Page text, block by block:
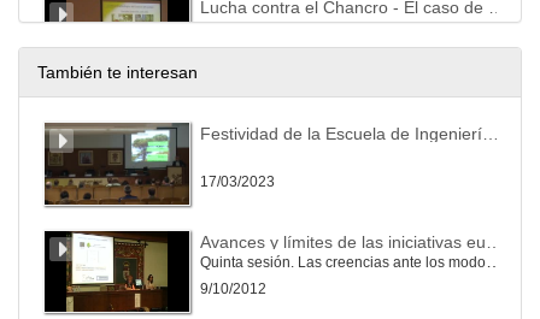
su aplicación para el control de plagas / Ana picoaga Montoussé
Por Lorenzo Fazzi
17/11/2011
También te interesan
17/03/2023
Quinta sesión. Las creencias ante los modos de producción y las tendencias en la alimentación.
9/10/2012